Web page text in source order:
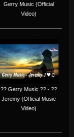
Gerry Music (Official
Video)
?? Gerry Music ?? - ??
Jeremy (Official Music
Video)